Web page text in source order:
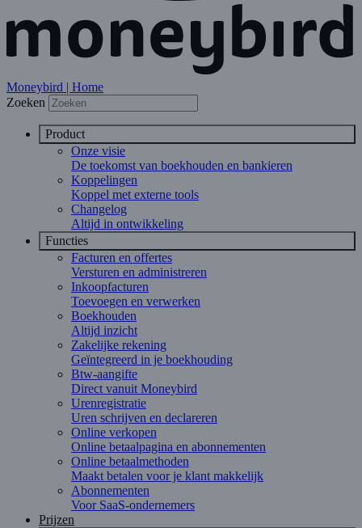
Moneybird | Home
Zoeken
Product
Onze visie
De toekomst van boekhouden en bankieren
Koppelingen
Koppel met externe tools
Changelog
Altijd in ontwikkeling
Functies
Facturen en offertes
Versturen en administreren
Inkoopfacturen
Toevoegen en verwerken
Boekhouden
Altijd inzicht
Zakelijke rekening
Geïntegreerd in je boekhouding
Btw-aangifte
Direct vanuit Moneybird
Urenregistratie
Uren schrijven en declareren
Online verkopen
Online betaalpagina en abonnementen
Online betaalmethoden
Maakt betalen voor je klant makkelijk
Abonnementen
Voor SaaS-ondernemers
Prijzen